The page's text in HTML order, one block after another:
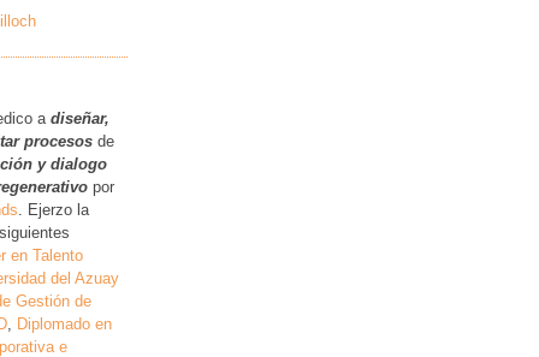
a diseñar,
procesos de
y dialogo
por
. Ejerzo la
en Talento
del Azuay
Gestión de
Diplomado en
e